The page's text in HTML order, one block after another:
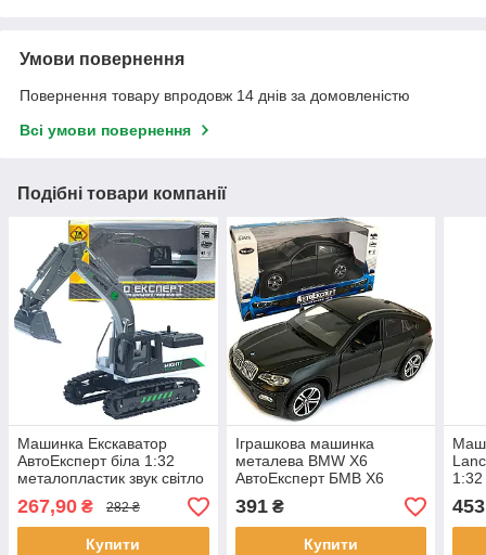
Умови повернення
Повернення товару впродовж 14 днів за домовленістю
Всі умови повернення
Подібні товари компанії
Машинка Екскаватор
АвтоЕксперт біла 1:32
металопластик звук світло
гусеничний хід 17*12*6,5
см (LS-0322-15)
267,90 ₴ 282 ₴
Купити
Іграшкова машинка
металева BMW X6
АвтоЕксперт БМВ Х6
джип, чорний, звук, світло,
інерція, відкр. двері, капот,
багажник, 15*6*5 см
391₴
Купити
1:32
453